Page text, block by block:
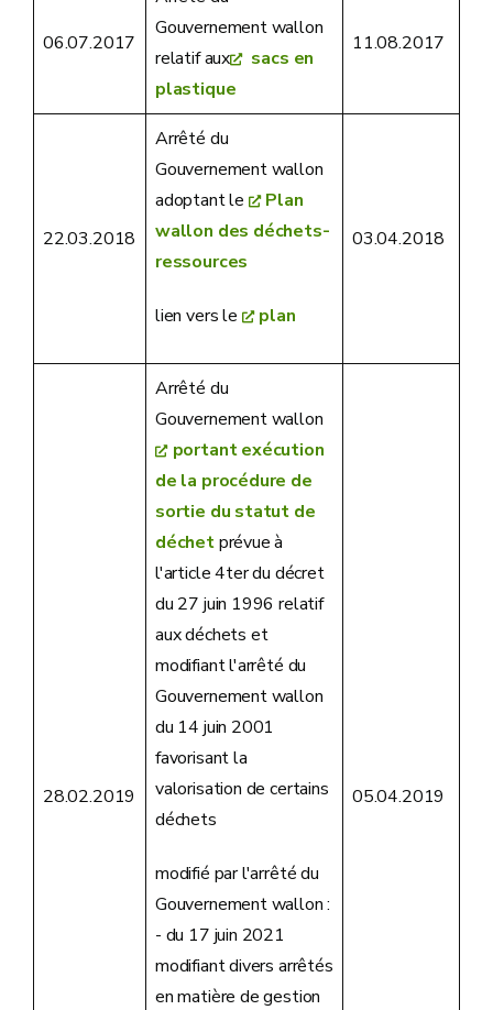
06.07.2017
Gouvernement wallon
relatif aux
sacs en
plastique
11.08.2017
22.03.2018
Arrêté du
Gouvernement wallon
adoptant le
Plan
wallon des déchets-
ressources
lien vers le plan
03.04.2018
28.02.2019
Arrêté du
Gouvernement wallon
portant exécution
de la procédure de
sortie du statut de
déchetprévue à
l'article 4ter du décret
du 27 juin 1996 relatif
aux déchets et
modifiant l'arrêté du
Gouvernement wallon
du 14 juin 2001
favorisant la
valorisation de certains
déchets
modifié par l'arrêté du
Gouvernement wallon :
- du 17 juin 2021
modifiant divers arrêtés
en matière de gestion
05.04.2019